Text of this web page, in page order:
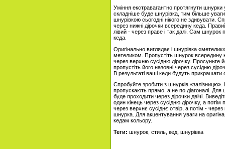
Уміння екстравагантно протягнути шнурки
складніше буде шнурівка, тим більше
шнурівкою сьогодні нікого не здивувати.
через нижні дірочки всередину кеда.
лівий - через праве і так далі. Сам шнурок
кеда.
Оригінально виглядає і шнурівка
метеликом. Пропустіть шнурок всередину
через верхню сусідню дірочку. Просуньте
пропустіть його назовні через сусідню
В результаті ваші кеди будуть прикрашати
Спробуйте зробити з шнурків
пропускають прямо, а не по діагоналі. Для
буде проходити через дірочки двічі.
один кінець через сусідню дірочку, а
через верхнє сусіднє отвір, а потім -
шнурка. Для акцентування уваги на
кедам кольору.
Теги: шнурок, стиль, кед, шнурівка